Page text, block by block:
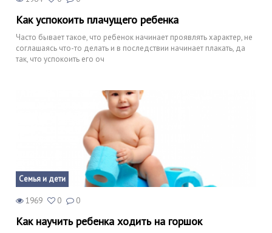
Как успокоить плачущего ребенка
Часто бывает такое, что ребенок начинает проявлять характер, не
соглашаясь что-то делать и в последствии начинает плакать, да
так, что успокоить его оч
Семья и дети
1969 0 0
Как научить ребенка ходить на горшок